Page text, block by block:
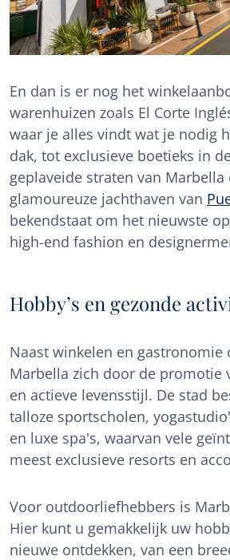
En dan is er nog het
warenhuizen zoals El Corte
waar je alles vindt wat je nodig
dak, tot exclusieve boetieks in
geplaveide straten van Marbella
glamoureuze jachthaven van
bekendstaat om het nieuwste
high-end fashion en
Hobby’s en gezonde
Naast winkelen en gastronomie
Marbella zich door de promotie
en actieve levensstijl. De stad
talloze sportscholen,
en luxe spa's, waarvan vele
meest exclusieve resorts en
Voor outdoorliefhebbers is
Hier kunt u gemakkelijk uw
nieuwe ontdekken, van een